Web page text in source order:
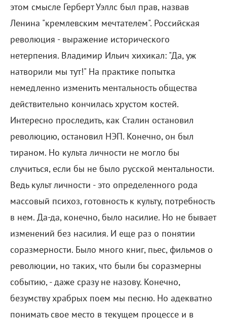
этом смысле Герберт Уэллс был прав, назвав
Ленина "кремлевским мечтателем". Российская
революция - выражение исторического
нетерпения. Владимир Ильич хихикал: "Да, уж
натворили мы тут!" На практике попытка
немедленно изменить ментальность общества
действительно кончилась хрустом костей.
Интересно проследить, как Сталин остановил
революцию, остановил НЭП. Конечно, он был
тираном. Но культа личности не могло бы
случиться, если бы не было русской ментальности.
Ведь культ личности - это определенного рода
массовый психоз, готовность к культу, потребность
в нем. Да-да, конечно, было насилие. Но не бывает
изменений без насилия. И еще раз о понятии
соразмерности. Было много книг, пьес, фильмов о
революции, но таких, что были бы соразмерны
событию, - даже сразу не назову. Конечно,
безумству храбрых поем мы песню. Но адекватно
понимать свое место в текущем процессе и в